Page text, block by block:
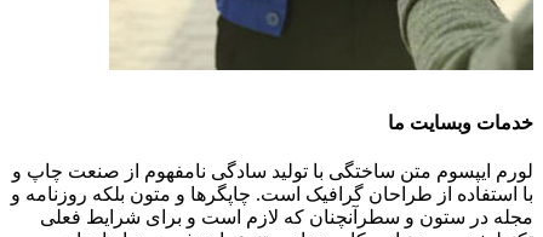
خدمات وبسایت ما
لورم ایپسوم متن ساختگی با تولید سادگی نامفهوم از صنعت چاپ و
با استفاده از طراحان گرافیک است. چاپگرها و متون بلکه روزنامه و
مجله در ستون و سطرآنچنان که لازم است و برای شرایط فعلی